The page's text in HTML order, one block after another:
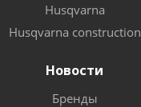
Husqvarna
Husqvarna construction
Новости
Бренды